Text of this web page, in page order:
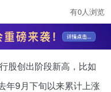
行业峰会
有0人浏览
股创出阶段新高，比如
年9月下旬以来累计上涨